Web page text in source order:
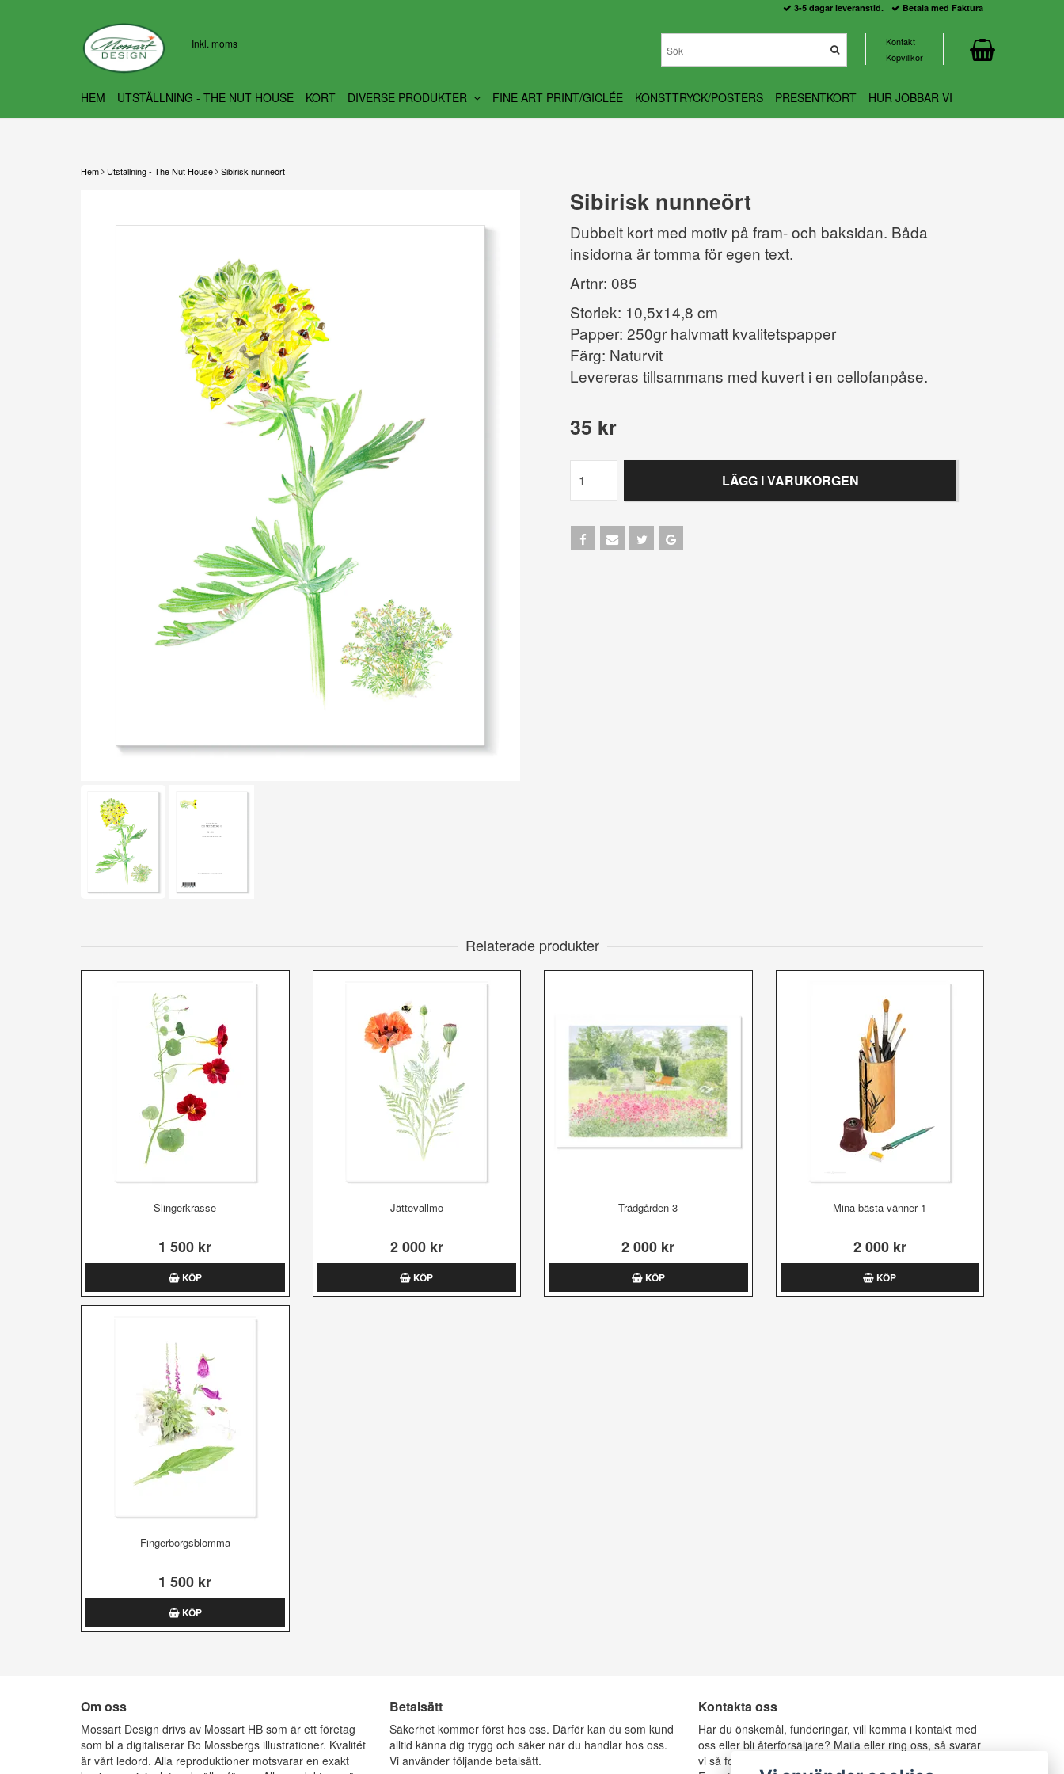
Hem Utställning - The Nut House Sibirisk nunneört
Sibirisk nunneört
Dubbelt kort med motiv på fram- och baksidan. Båda
insidorna är tomma för egen text.
Artnr: 085
Storlek: 10,5x14,8 cm
Papper: 250gr halvmatt kvalitetspapper
Färg: Naturvit
Levereras tillsammans med kuvert i en cellofanpåse.
35 kr
LÄGG I VARUKORGEN
Relaterade produkter
Slingerkrasse
1 500 kr
KÖP
Jättevallmo
2 000 kr
KÖP
Trädgården 3
2 000 kr
KÖP
Mina bästa vänner 1
2 000 kr
KÖP
Fingerborgsblomma
1 500 kr
KÖP
Om oss
Mossart Design drivs av Mossart HB som är ett företag
som bl a digitaliserar Bo Mossbergs illustrationer. Kvalitét
är vårt ledord. Alla reproduktioner motsvarar en exakt
Betalsätt
Säkerhet kommer först hos oss. Därför kan du som kund
alltid känna dig trygg och säker när du handlar hos oss.
Vi använder följande betalsätt.
Kontakta oss
Har du önskemål, funderingar, vill komma i kontakt med
oss eller bli återförsäljare? Maila eller ring oss, så svarar
vi så fort vi kan.
Inkl. moms
3-5 dagar leveranstid. Betala med Faktura
Kontakt
Köpvillkor
HEM UTSTÄLLNING - THE NUT HOUSE KORT DIVERSE PRODUKTER FINE ART PRINT/GICLÉE KONSTTRYCK/POSTERS PRESENTKORT HUR JOBBAR VI